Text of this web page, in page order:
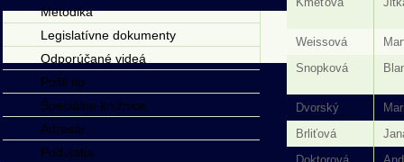
Weissová
Snopková
Dvorský
Brliťová
Metodika
Legislatívne dokumenty
Odporúčané videá
Pošli tip
Špeciálne knižnice
Adresár
Podujatia